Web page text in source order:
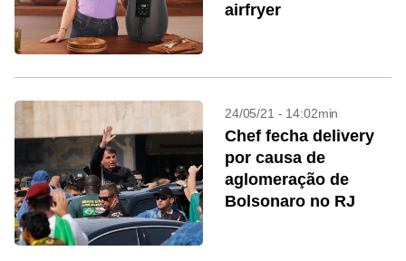
airfryer
24/05/21 - 14:02min
Chef fecha delivery
por causa de
aglomeração de
Bolsonaro no RJ